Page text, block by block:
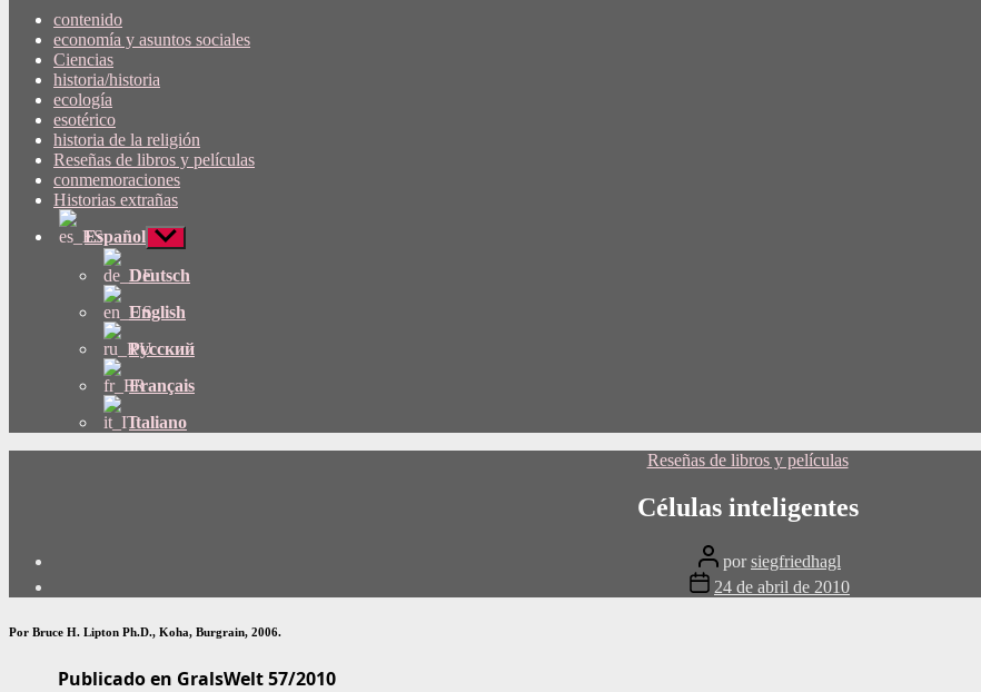
contenido
economía y asuntos sociales
Ciencias
historia/historia
ecología
esotérico
historia de la religión
Reseñas de libros y películas
conmemoraciones
Historias extrañas
Español Mostrar
submenú
Deutsch
English
Русский
Français
Italiano
Categorías
Reseñas de libros y películas
Células inteligentes
Publicar
autor
porsiegfriedhagl
Fecha
de
24 de abril de 2010
Por Bruce H. Lipton Ph.D., Koha, Burgrain, 2006.
Publicado en GralsWelt 57/2010